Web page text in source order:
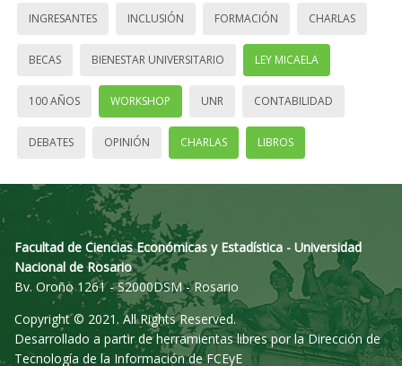
INGRESANTES INCLUSIÓN FORMACIÓN CHARLAS
BECAS BIENESTAR UNIVERSITARIO LEY MICAELA
100 AÑOS WORKSHOP UNR CONTABILIDAD
DEBATES OPINIÓN CHARLAS LIBROS
Facultad de Ciencias Económicas y Estadística - Universidad
Nacional de Rosario
Bv. Oroño 1261 - S2000DSM - Rosario
Copyright © 2021. All Rights Reserved.
Desarrollado a partir de herramientas libres por la Dirección de
Tecnología de la Información de FCEyE